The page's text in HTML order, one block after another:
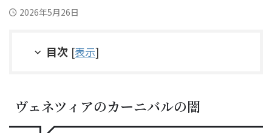
2026年5月26日
目次 [表示]
ヴェネツィアのカーニバルの闇